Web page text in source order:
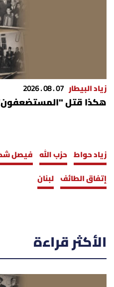
زياد البيطار 07 . 08 . 2026
هكذا قتل "المستضعفون" 11 من يهود
زياد حواط حزب الله فيصل
إتفاق الطائف لبنان
الأكثر قراءة